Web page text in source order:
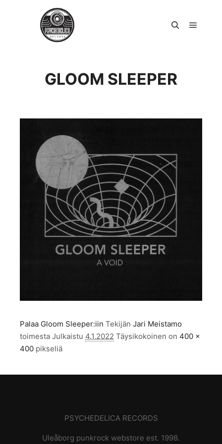
GLOOM SLEEPER
Palaa Gloom Sleeper:iin Tekijän Jari Meistamo
toimesta Julkaistu 4.1.2022 Täysikokoinen on 400 ×
400 pikseliä
PSYCHEDELICA RECORDS
Uleåborg punkrock webstore est. 1998.